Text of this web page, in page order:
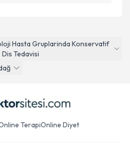
Hasta Gruplarinda Konservatif
Dis Tedavisi
TerapiOnline Diyet